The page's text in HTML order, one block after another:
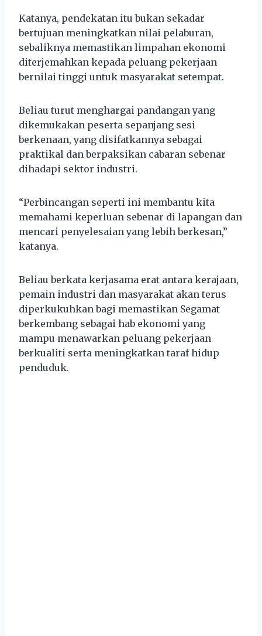
Katanya, pendekatan itu bukan sekadar
bertujuan meningkatkan nilai pelaburan,
sebaliknya memastikan limpahan ekonomi
diterjemahkan kepada peluang pekerjaan
bernilai tinggi untuk masyarakat setempat.
Beliau turut menghargai pandangan yang
dikemukakan peserta sepanjang sesi
berkenaan, yang disifatkannya sebagai
praktikal dan berpaksikan cabaran sebenar
dihadapi sektor industri.
“Perbincangan seperti ini membantu kita
memahami keperluan sebenar di lapangan dan
mencari penyelesaian yang lebih berkesan,”
katanya.
Beliau berkata kerjasama erat antara kerajaan,
pemain industri dan masyarakat akan terus
diperkukuhkan bagi memastikan Segamat
berkembang sebagai hab ekonomi yang
mampu menawarkan peluang pekerjaan
berkualiti serta meningkatkan taraf hidup
penduduk.